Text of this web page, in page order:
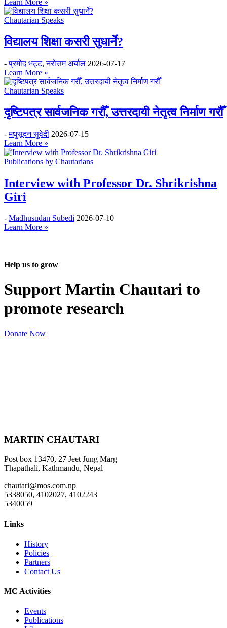
Learn More »
Chautarian Speaks
विद्यालय शिक्षा कसरी सुधार्ने?
-प्रमोद भट्ट,नरोत्तम अर्याल 2026-07-17
Learn More »
Chautarian Speaks
दृष्टिपत्र सार्वजनिक गरौँ, उत्तरदायी नेतृत्व निर्माण गरौँ
-मधुसूदन सुवेदी 2026-07-15
Learn More »
Publications by Chautarians
Interview with Professor Dr. Shrikrishna
Giri
- Madhusudan Subedi 2026-07-10
Learn More »
Help us to grow
Support Martin Chautari to
promote research
Donate Now
MARTIN CHAUTARI
Post box 13470, 27 Jeet Jung Marg
Thapathali, Kathmandu, Nepal
chautari@mos.com.np
5338050, 4102027, 4102243
5340059
Links
History
Policies
Partners
Contact Us
MC Activities
Events
Publications